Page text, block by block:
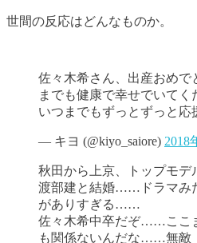
世間の反応はどんなものか。
佐々木希さん、出産おめで
までも健康で幸せでいてく
いつまでもずっとずっと応
— キヨ (@kiyo_saiore) 2018
秋田から上京、トップモデ
渡部建と結婚……ドラマ
がありすぎる……
佐々木希中卒だぞ……ここ
も関係ないんだな……無敵